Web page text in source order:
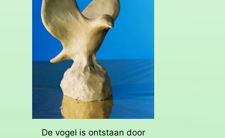
De vogel is ontstaan door